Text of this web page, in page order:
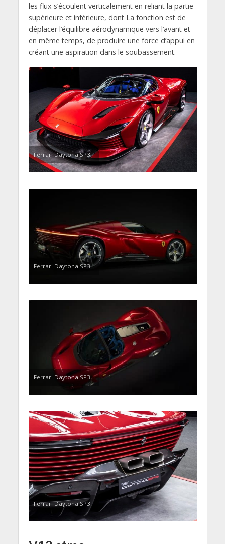
les flux s’écoulent verticalement en reliant la partie
supérieure et inférieure, dont La fonction est de
déplacer l’équilibre aérodynamique vers l’avant et
en même temps, de produire une force d’appui en
créant une aspiration dans le soubassement.
Ferrari Daytona SP3
Ferrari Daytona SP3
Ferrari Daytona SP3
Ferrari Daytona SP3